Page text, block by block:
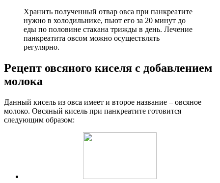
Хранить полученный отвар овса при панкреатите
нужно в холодильнике, пьют его за 20 минут до
еды по половине стакана трижды в день. Лечение
панкреатита овсом можно осуществлять
регулярно.
Рецепт овсяного киселя с добавлением
молока
Данный кисель из овса имеет и второе название – овсяное
молоко. Овсяный кисель при панкреатите готовится
следующим образом: